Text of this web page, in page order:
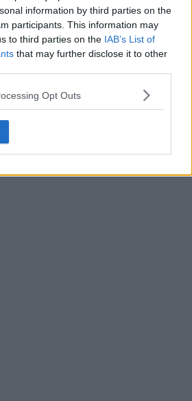
information by third parties on the
participants. This information may
to third parties on the IAB’s List of
that may further disclose it to other
Opt Outs